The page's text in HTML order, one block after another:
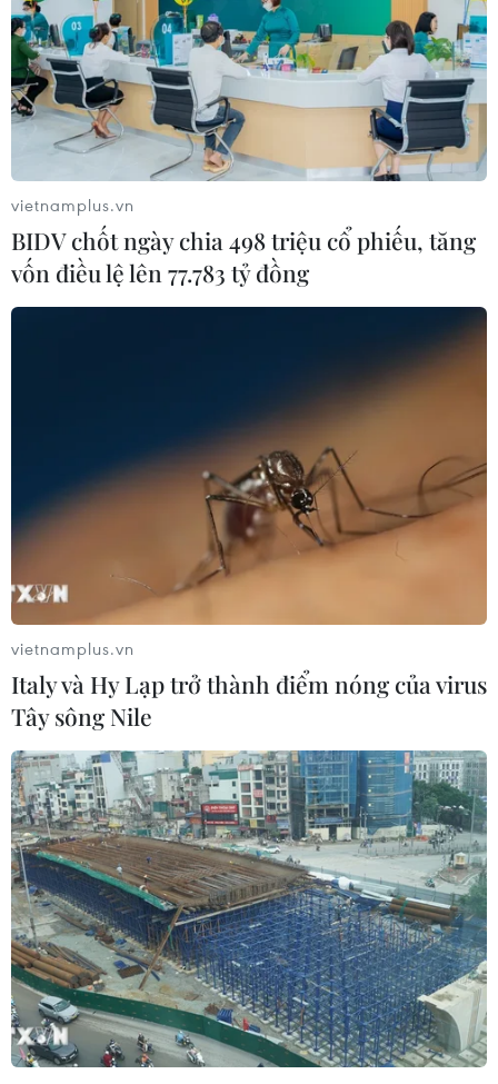
#flashmob #bình đẳng
#đại sứ quán Mỹ
#BridgeFest
#LGBT TP. Hà Nội
Theo dõi VietnamPlus
Nghệ sỹ Việt hưởng ứng chiến dịch ‘Nghệ
thuật kiên cường’ của UNESCO
21/05/2020 07:18
MV “Chẳng thể cách ly” là dự án âm nhạc cộng đồng
thể hiện sâu sắc tiếng nói của người Việt trước đại dịch
COVID-19.
vietnamplus.vn
BIDV chốt ngày chia 498 triệu cổ phiếu, tăng
vốn điều lệ lên 77.783 tỷ đồng
vietnamplus.vn
Italy và Hy Lạp trở thành điểm nóng của virus
Tây sông Nile